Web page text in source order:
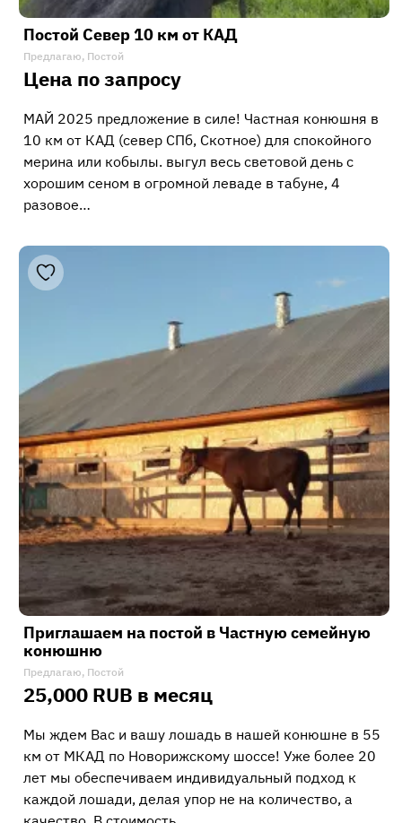
Постой Север 10 км от КАД
Предлагаю, Постой
Цена по запросу
МАЙ 2025 предложение в силе! Частная конюшня в
10 км от КАД (север СПб, Скотное) для спокойного
мерина или кобылы. выгул весь световой день с
хорошим сеном в огромной леваде в табуне, 4
разовое…
Приглашаем на постой в Частную семейную
конюшню
Предлагаю, Постой
25,000 RUB в месяц
Мы ждем Вас и вашу лошадь в нашей конюшне в 55
км от МКАД по Новорижскому шоссе! Уже более 20
лет мы обеспечиваем индивидуальный подход к
каждой лошади, делая упор не на количество, а